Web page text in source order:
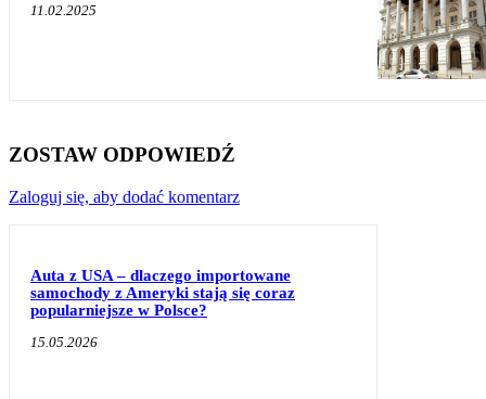
11.02.2025
ZOSTAW ODPOWIEDŹ
Zaloguj się, aby dodać komentarz
Auta z USA – dlaczego importowane
samochody z Ameryki stają się coraz
popularniejsze w Polsce?
15.05.2026